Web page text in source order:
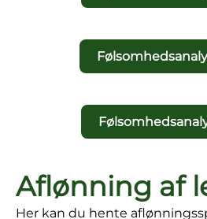
Aflønning af
Her kan du hente